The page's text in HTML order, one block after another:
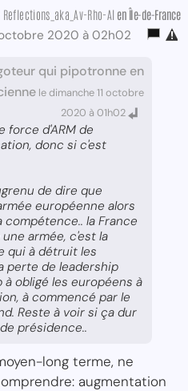
Reflections_aka_Av-Rho-Al en Île-de-France
octobre 2020 à 02h02
qui pipotronne en
le dimanche 11 octobre
2020 à 01h02
force d'ARM de
donc si c'est
de dire que
européenne alors
compétence.. la France
armée, c'est la
qui à détruit les
perte de leadership
obligé les européens à
à commencé par le
Reste à voir si ça dur
présidence..
long terme, ne
augmentation